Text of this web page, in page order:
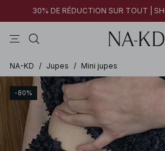
30% DE RÉDUCTION SUR TOUT |
NA-KD / Jupes / Mini jupes
-80%